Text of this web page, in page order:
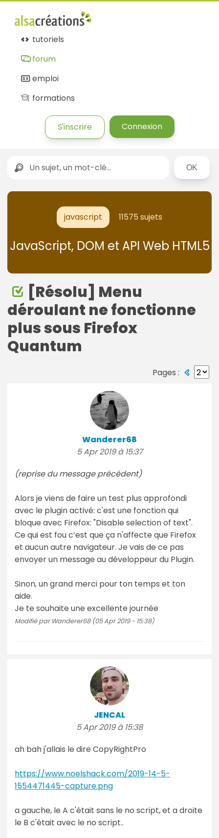
tutoriels
forum
emploi
formations
S'inscrire Connexion
Rechercher
javascript 11575 sujets
JavaScript, DOM et API Web HTML5
[Résolu] Menu
déroulant ne fonctionne
plus sous Firefox
Quantum
Pages :
Wanderer68
5 Apr 2019 à 15:37
(reprise du message précédent)
Alors je viens de faire un test plus approfondi
avec le plugin activé: c'est une fonction qui
bloque avec Firefox: "Disable selection of text".
Ce qui est fou c’est que ça n'affecte que Firefox
et aucun autre navigateur. Je vais de ce pas
envoyer un message au développeur du Plugin.
Sinon, un grand merci pour ton temps et ton
aide.
Je te souhaite une excellente journée
Modifié par Wanderer68 (05 Apr 2019 - 15:38)
JENCAL
5 Apr 2019 à 15:38
ah bah j'allais le dire CopyRightPro
https://www.noelshack.com/2019-14-5-
1554471445-capture.png
a gauche, le A c'était sans le no script, et a droite
le B c'était avec le no script..